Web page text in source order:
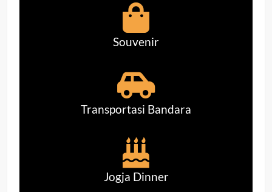
Souvenir
Transportasi Bandara
Jogja Dinner